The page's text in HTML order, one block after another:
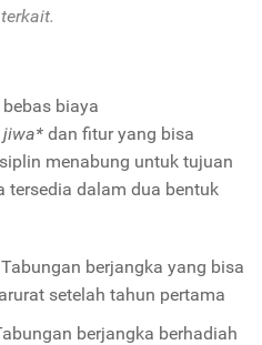
biaya
jiwa* dan fitur yang bisa
menabung untuk tujuan
tersedia dalam dua bentuk
Tabungan berjangka yang bisa
setelah tahun pertama
berjangka berhadiah